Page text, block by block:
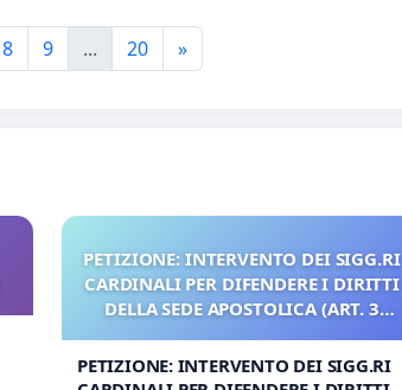
8 9 ... 20 »
PETIZIONE: INTERVENTO DEI SIGG.RI
CARDINALI PER DIFENDERE I DIRITTI
DELLA SEDE APOSTOLICA (ART. 3
PETIZIONE: INTERVENTO DEI SIGG.RI